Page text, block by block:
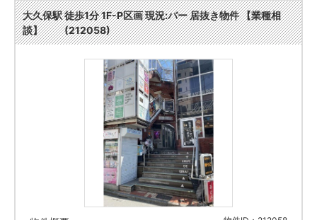
大久保駅 徒歩1分 1F-P区画 現況:バー 居抜き物件 【業種相
談】 (212058)